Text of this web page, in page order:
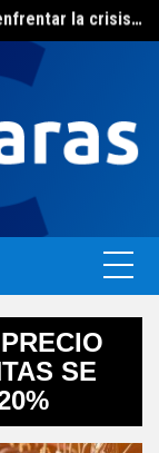
social del agua
SE